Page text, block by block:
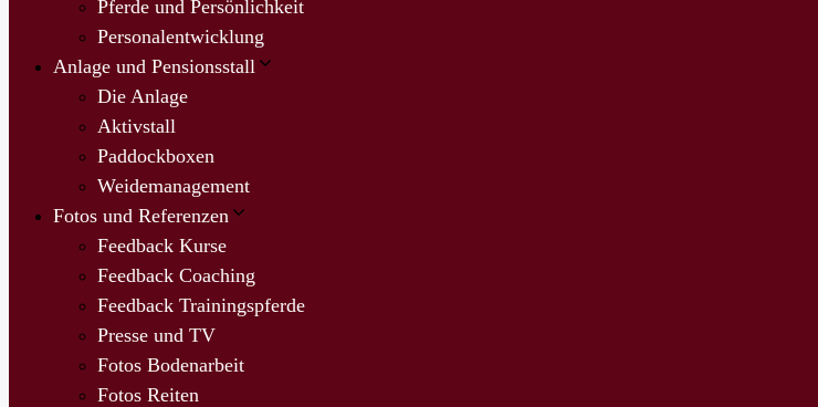
Pferde und Persönlichkeit
Personalentwicklung
Anlage und Pensionsstall
Die Anlage
Aktivstall
Paddockboxen
Weidemanagement
Fotos und Referenzen
Feedback Kurse
Feedback Coaching
Feedback Trainingspferde
Presse und TV
Fotos Bodenarbeit
Fotos Reiten